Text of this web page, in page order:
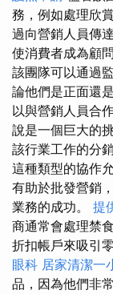
務，例如處理欣
過向營銷人員傳
使消費者成為顧
該團隊可以通過
論他們是正面還
以與營銷人員合
說是一個巨大的
該行業工作的分
這種類型的協作
有助於批發營銷
業務的成功。 提
商通常會處理禁
折扣帳戶來吸引
眼科 居家清潔一
品，因為他們非